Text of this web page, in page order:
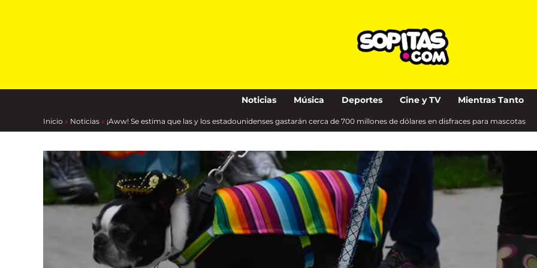
Noticias Música Deportes Cine y TV Mientras Tanto
Inicio » Noticias » ¡Aww! Se estima que las y los estadounidenses gastarán cerca de 700 millones de dólares en disfraces para mascotas